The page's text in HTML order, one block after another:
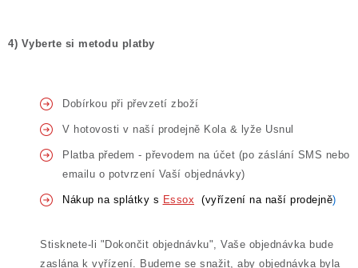
4) Vyberte si metodu platby
Dobírkou při převzetí zboží
V hotovosti v naší prodejně Kola & lyže Usnul
Platba předem - převodem na účet (po záslání SMS nebo
emailu o potvrzení Vaší objednávky)
Nákup na splátky s Essox (vyřízení na naší prodejně)
Stisknete-li "Dokončit objednávku", Vaše objednávka bude
zaslána k vyřízení. Budeme se snažit, aby objednávka byla